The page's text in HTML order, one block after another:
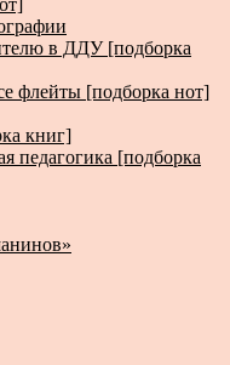
в ДДУ [подборка
флейты [подборка нот]
книг]
педагогика [подборка